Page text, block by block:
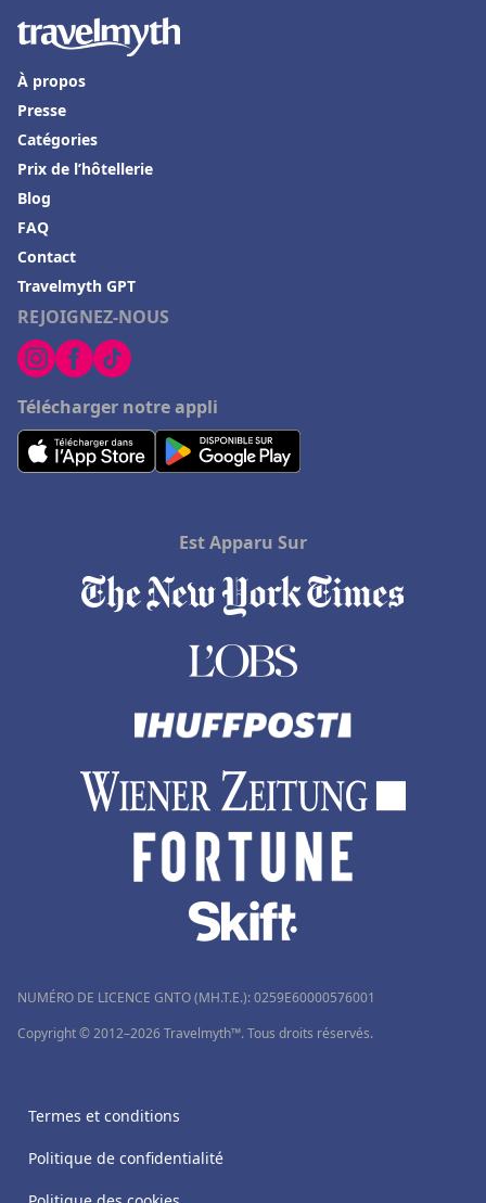
Hôtels en Sardaigne
Hôtels dans le Haut-Rhin
Hôtels à Elbeuf
Hôtels à Bellagio
Hôtels en Croatie
Hôtels au Pays basque
Hôtels à Romorantin Lanthenay
Hôtels à Pontaillac
Hôtels à Sommieres
Hôtels à Versailles
Hôtels à Eaubonne
Hôtels à Sanary-sur-Mer
Hôtels dans les Landes
Hôtels à Villeneuve-sur-Lot
Hôtels à Vérone
Hôtels à Saint-Jacut-de-la-Mer
Hôtels à La Gacilly
REJOIGNEZ-NOUS
Télécharger notre appli
À propos
Presse
Catégories
Prix de l’hôtellerie
Blog
FAQ
Contact
Travelmyth GPT
Est Apparu Sur
NUMÉRO DE LICENCE GNTO (MH.T.E.): 0259Ε60000576001
Copyright © 2012–2026 Travelmyth™. Tous droits réservés.
Termes et conditions
Politique de confidentialité